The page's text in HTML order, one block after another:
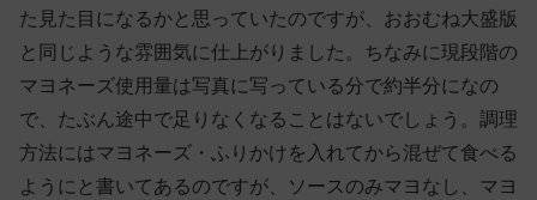
た見た目になるかと思っていたのですが、おおむね大盛版
と同じような雰囲気に仕上がりました。ちなみに現段階の
マヨネーズ使用量は写真に写っている分で約半分になの
で、たぶん途中で足りなくなることはないでしょう。調理
方法にはマヨネーズ・ふりかけを入れてから混ぜて食べる
ようにと書いてあるのですが、ソースのみマヨなし、マヨ